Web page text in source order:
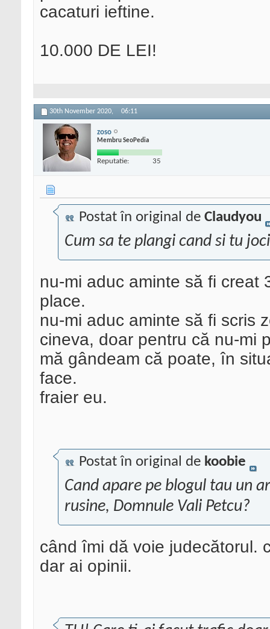
cacaturi ieftine.
10.000 DE LEI!
30th November 2020, 06:11
zoso
Membru SeoPedia
Reputatie: 35
Postat în original de Claudyou
Cum sa te plangi cand si tu
nu-mi aduc aminte să fi creat
place.
nu-mi aduc aminte să fi scris
cineva, doar pentru că nu-mi
mă gândeam că poate, în
face.
fraier eu.
Postat în original de koobie
Cand apare pe blogul tau un
rusine, Domnule Vali Petcu?
când îmi dă voie judecătorul.
dar ai opinii.